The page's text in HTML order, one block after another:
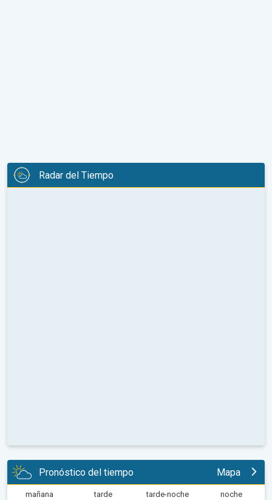
Radar del Tiempo
Pronóstico del tiempo Mapa
mañana tarde tarde-noche noche